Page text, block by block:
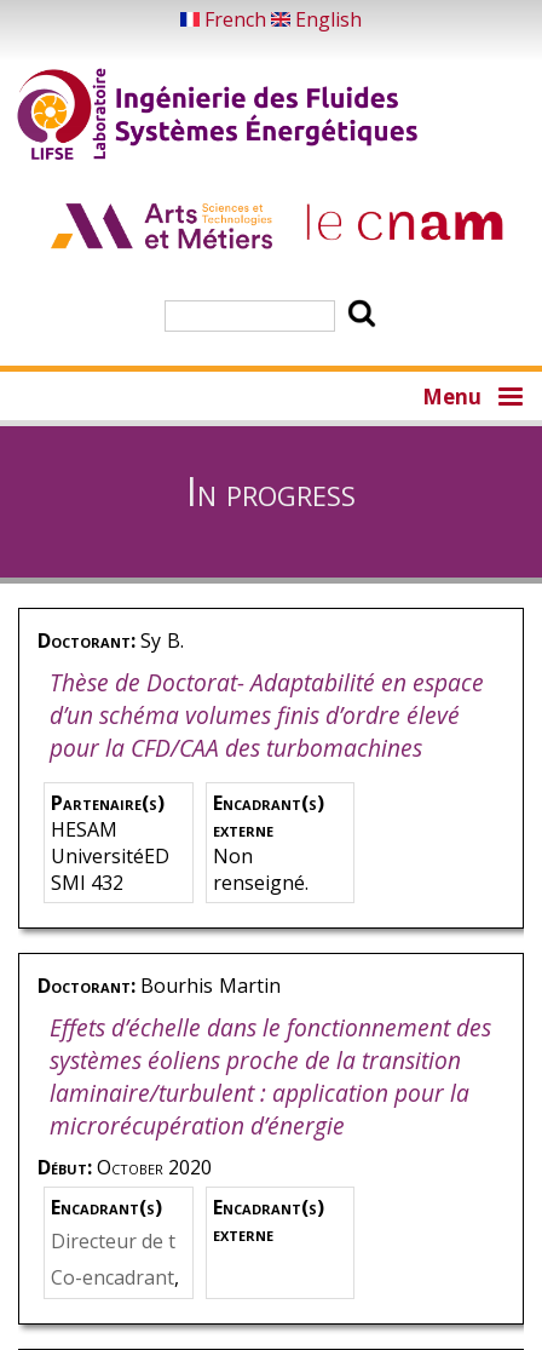
main
content
French English
Menu
In progress
Doctorant:Sy B.
Thèse de Doctorat- Adaptabilité en espace
d’un schéma volumes finis d’ordre élevé
pour la CFD/CAA des turbomachines
Partenaire(s)
HESAM
UniversitéED
SMI 432
Encadrant(s)
externe
Non
renseigné.
Doctorant: Bourhis Martin
Effets d’échelle dans le fonctionnement des
systèmes éoliens proche de la transition
laminaire/turbulent : application pour la
microrécupération d’énergie
Début:October 2020
Encadrant(s)
Directeur de t
hèse,Ravelet,
Florent
Co-encadrant,
Pereira,Mich
ael
Encadrant(s)
externe